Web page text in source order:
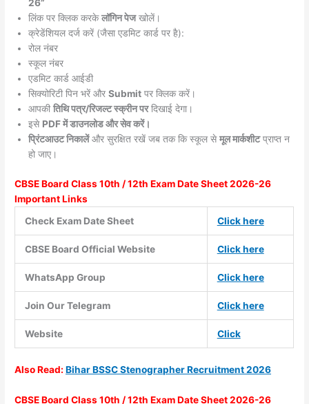
26”
लिंक पर क्लिक करकेलॉगिन पेजखोलें।
क्रेडेंशियल दर्ज करें (जैसा एडमिट कार्ड पर है):
रोल नंबर
स्कूल नंबर
एडमिट कार्ड आईडी
सिक्योरिटी पिन भरें औरSubmit पर क्लिक करें।
आपकीतिथि पत्र/रिजल्ट स्क्रीन परदिखाई देगा।
इसे PDF में डाउनलोड और सेव करें।
प्रिंटआउट निकालेंऔर सुरक्षित रखें जब तक कि स्कूल सेमूल मार्कशीटप्राप्त न
हो जाए।
CBSE Board Class 10th / 12th Exam Date Sheet 2026-26
Important Links
Check Exam Date Sheet
Click here
CBSE Board Official Website Click here
WhatsApp Group Click here
Join Our Telegram Click here
Website Click
AlsoRead:Bihar BSSC Stenographer Recruitment 2026
CBSE Board Class 10th / 12th Exam Date Sheet 2026-26